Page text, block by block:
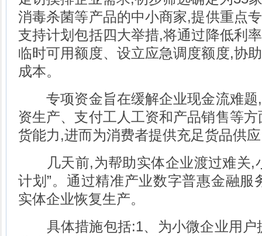
消毒杀菌等产品的中小商家,提供重点
支持计划包括四大举措,将通过降低利
临时可用额度、设立应急调度额度,协
成本。
专项资金旨在缓解企业现金流难题,
资生产、支付工人工资和产品销售等
货能力,进而为消费者提供充足货品供
几天前,为帮助实体企业渡过难关,
计划”。通过精准产业数字普惠金融服
实体企业恢复生产。
具体措施包括:1、为小微企业用户